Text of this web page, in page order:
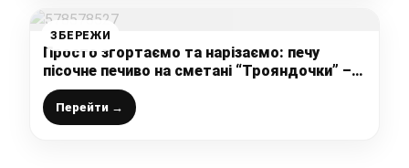
ЗБЕРЕЖИ
Просто згортаємо та нарізаємо: печу
пісочне печиво на сметані “Трояндочки” –
м’яке, смачне, начинку щоразу можна
брати іншу
Перейти →